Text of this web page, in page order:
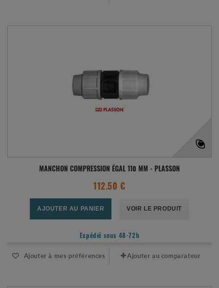
MANCHON COMPRESSION ÉGAL 110 MM - PLASSON
112.50 €
AJOUTER AU PANIER VOIR LE PRODUIT
Expédié sous 48-72h
Ajouter à mes préférences Ajouter au comparateur